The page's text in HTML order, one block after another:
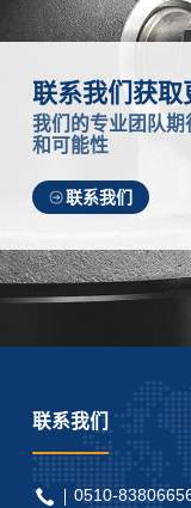
联系我们获取
我们的专业团队
和可能性
联系我们
联系我们
0510-